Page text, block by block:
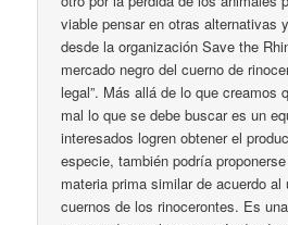
viable pensar en otras alternativas
desde la organización Save the
mercado negro del cuerno de
legal”. Más allá de lo que creamos
mal lo que se debe buscar es un
interesados logren obtener el
especie, también podría
materia prima similar de acuerdo
cuernos de los rinocerontes. Es